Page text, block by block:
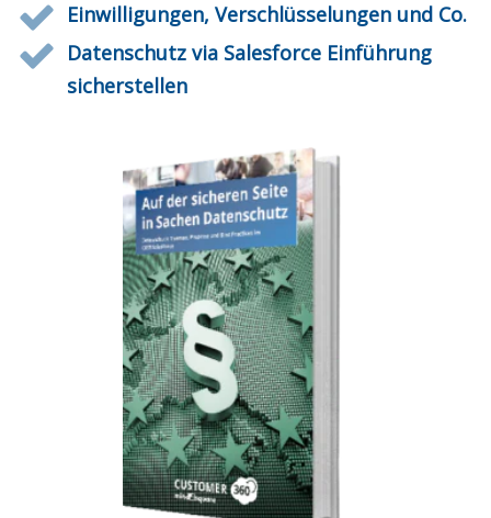
Einwilligungen, Verschlüsselungen und Co.
Datenschutz via Salesforce Einführung
sicherstellen